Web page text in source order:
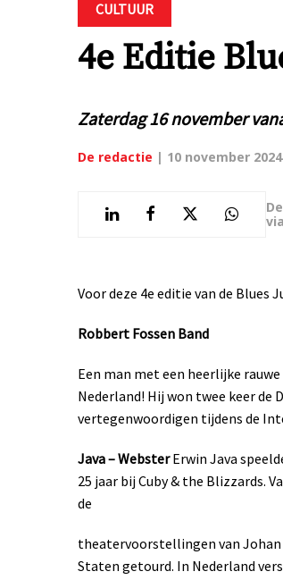
CULTUUR
4e Editie
Zaterdag 16 november
De redactie | 10 november
Voor deze 4e editie van de Blues
Robbert Fossen Band
Een man met een heerlijke
Nederland! Hij won twee keer de
vertegenwoordigen tijdens de
Java – WebsterErwin Java
25 jaar bij Cuby & the Blizzards.
de
theatervoorstellingen van Johan
Staten getourd. In Nederland